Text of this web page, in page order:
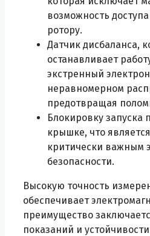
возможность
ротору.
Датчик дисбаланса,
останавливает
экстренный
неравномерном
предотвращая
Блокировку запуска
крышке, что
критически важным
безопасности.
Высокую точность
обеспечивает
преимущество
показаний и